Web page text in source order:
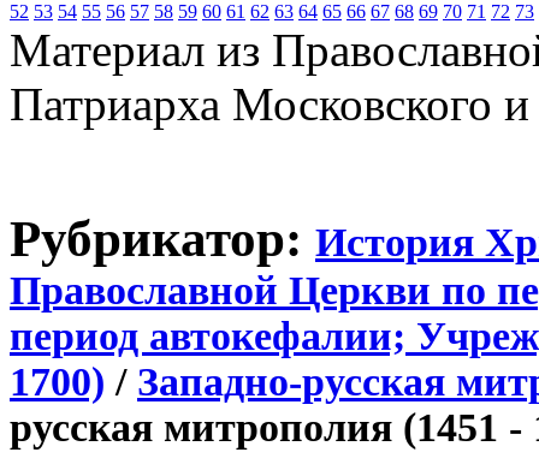
52 53 54 55 56 57 58 59 60 61 62 63 64 65 66 67 68 69 70 71 72 73
Материал из
Патриарха Московского
Рубрикатор: История
Православной Церкви по
период автокефалии;
1700) / Западно-русская
русская митрополия (1451